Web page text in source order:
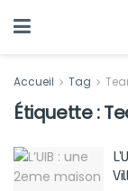
Accueil Tag
Étiquette :